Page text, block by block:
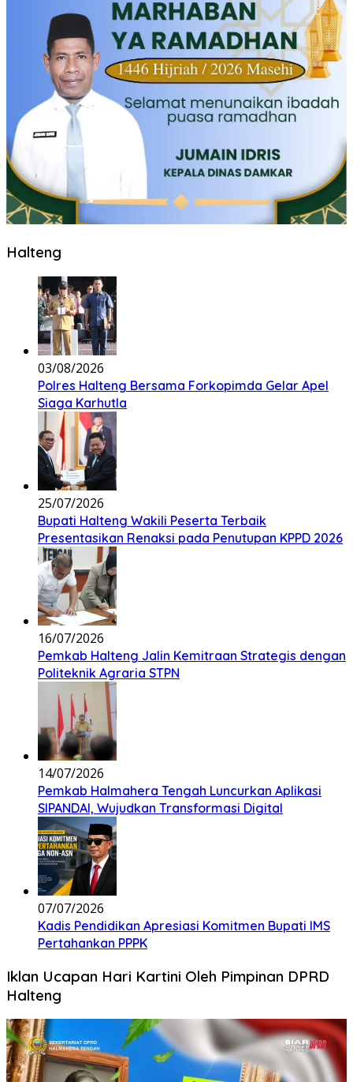
Halteng
03/08/2026
Polres Halteng Bersama Forkopimda Gelar Apel
Siaga Karhutla
25/07/2026
Bupati Halteng Wakili Peserta Terbaik
Presentasikan Renaksi pada Penutupan KPPD 2026
16/07/2026
Pemkab Halteng Jalin Kemitraan Strategis dengan
Politeknik Agraria STPN
14/07/2026
Pemkab Halmahera Tengah Luncurkan Aplikasi
SIPANDAI, Wujudkan Transformasi Digital
07/07/2026
Kadis Pendidikan Apresiasi Komitmen Bupati IMS
Pertahankan PPPK
Iklan Ucapan Hari Kartini Oleh Pimpinan DPRD
Halteng